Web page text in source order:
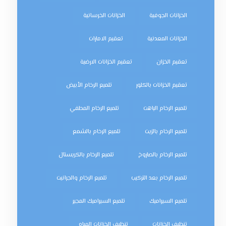
الخزانات الجوفية الخزانات الخرسانية
الخزانات المعدنية تعقيم الامارات
تعقيم الخزان تعقيم الخزانات الارضية
تعقيم الخزانات بالكلور تلميع الرخام الأبيض
تلميع الرخام الباهت تلميع الرخام المطفي
تلميع الرخام بالزيت تلميع الرخام بالشمع
تلميع الرخام بالصاروخ تلميع الرخام بالكريستال
تلميع الرخام بعد التركيب تلميع الرخام والجرانيت
تلميع السيراميك تلميع السيراميك المجير